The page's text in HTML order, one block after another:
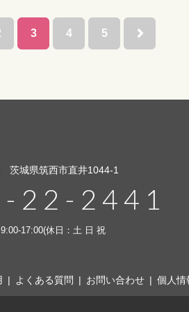
3 4 5
茨城県筑西市直井1044-1
22-2441
17:00(休日：土 日 祝
よくある質問 お問い合わせ 個人情